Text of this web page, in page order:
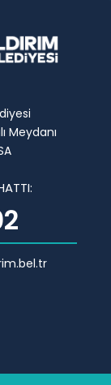
Meydanı